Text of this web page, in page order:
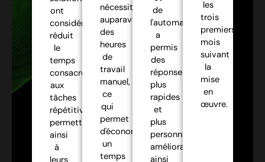
ont
considérablement
réduit
le
temps
consacré
aux
tâches
répétitives,
permettant
ainsi
à
nécessitaient
auparavant
des
heures
de
travail
manuel,
ce
qui
permet
d'économiser
un
temps
de
l'automatisation
a
permis
des
réponses
plus
rapides
et
plus
personnalisées,
améliorant
ainsi
les
trois
premiers
mois
suivant
la
mise
en
œuvre.